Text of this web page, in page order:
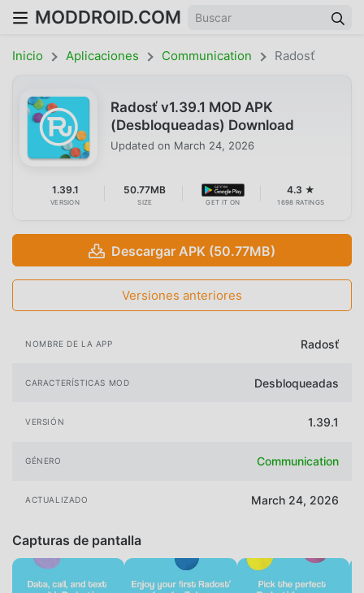
MODDROID.COM
Inicio Aplicaciones Communication Radosť
Radosť v1.39.1 MOD APK
(Desbloqueadas) Download
Updated on March 24, 2026
1.39.1
VERSION
50.77MB
SIZE GET IT ON
4.3 ★
1698 RATINGS
Descargar APK (50.77MB)
Versiones anteriores
NOMBRE DE LA APP Radosť
CARACTERÍSTICAS MOD Desbloqueadas
VERSIÓN 1.39.1
GÉNERO Communication
ACTUALIZADO March 24, 2026
Capturas de pantalla